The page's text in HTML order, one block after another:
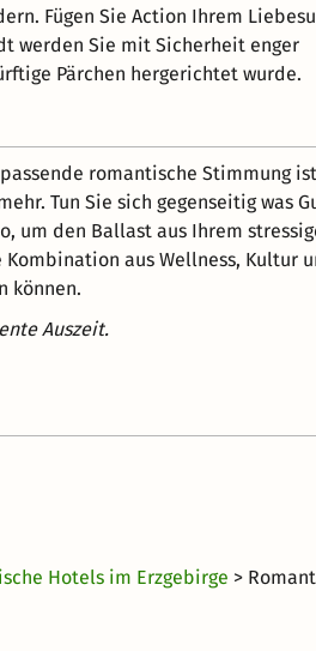
Fügen Sie Action Ihrem
werden Sie mit Sicherheit enger
Pärchen hergerichtet wurde.
romantische Stimmung
Tun Sie sich gegenseitig was
um den Ballast aus Ihrem
aus Wellness, Kultur
können.
Auszeit.
Hotels im Erzgebirge >